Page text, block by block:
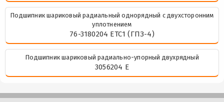
Подшипник шариковый радиальный однорядный с двухсторонним
уплотнением
76-3180204 ЕТС1 (ГПЗ-4)
Подшипник шариковый радиально-упорный двухрядный
3056204 Е